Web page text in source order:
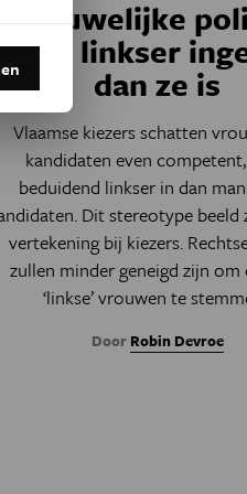
Vrouwelijke
linkser
dan ze is
Vlaamse kiezers schatten
kandidaten even
beduidend linkser in dan
Dit stereotype
vertekening bij kiezers.
zullen minder geneigd zijn om
‘linkse’ vrouwen te
Door Robin Devroe